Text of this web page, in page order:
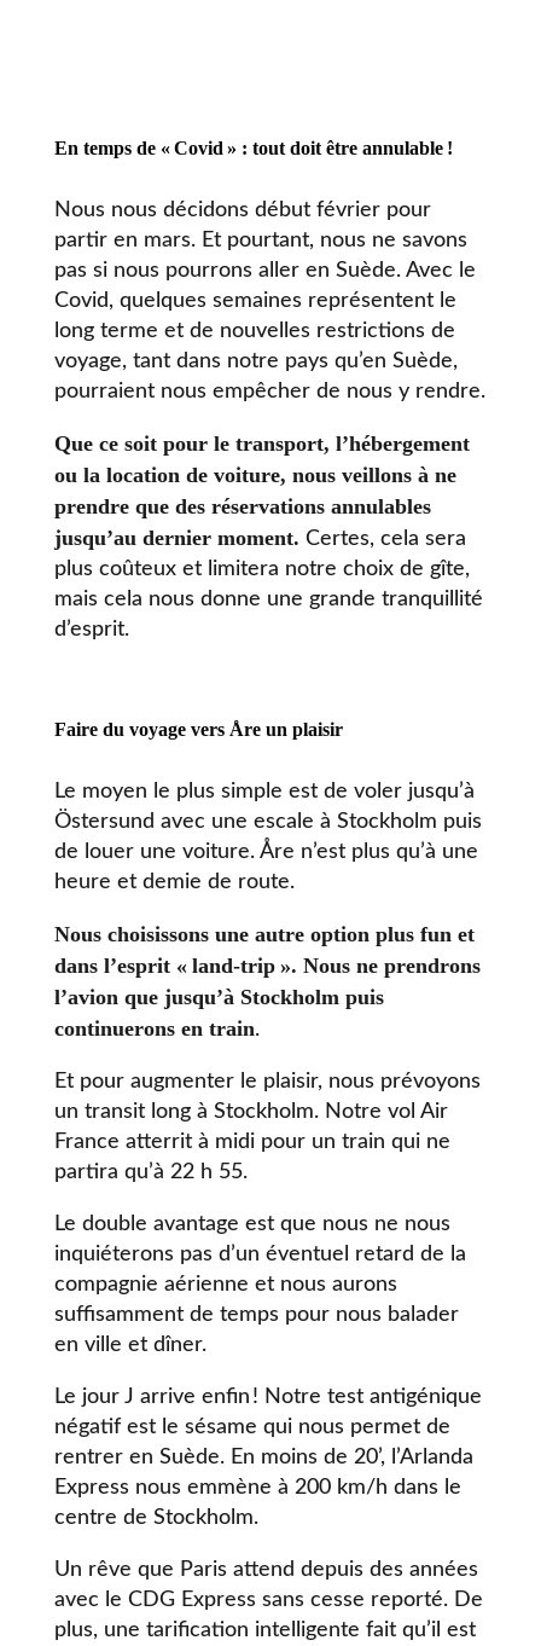
En temps de « Covid » : tout doit être annulable !
Nous nous décidons début février pour
partir en mars. Et pourtant, nous ne savons
pas si nous pourrons aller en Suède. Avec le
Covid, quelques semaines représentent le
long terme et de nouvelles restrictions de
voyage, tant dans notre pays qu’en Suède,
pourraient nous empêcher de nous y rendre.
Que ce soit pour le transport, l’hébergement
ou la location de voiture, nous veillons à ne
prendre que des réservations annulables
jusqu’au dernier moment. Certes, cela sera
plus coûteux et limitera notre choix de gîte,
mais cela nous donne une grande tranquillité
d’esprit.
Faire du voyage vers Åre un plaisir
Le moyen le plus simple est de voler jusqu’à
Östersund avec une escale à Stockholm puis
de louer une voiture. Åre n’est plus qu’à une
heure et demie de route.
Nous choisissons une autre option plus fun et
dans l’esprit « land-trip ». Nous ne prendrons
l’avion que jusqu’à Stockholm puis
continuerons en train.
Et pour augmenter le plaisir, nous prévoyons
un transit long à Stockholm. Notre vol Air
France atterrit à midi pour un train qui ne
partira qu’à 22 h 55.
Le double avantage est que nous ne nous
inquiéterons pas d’un éventuel retard de la
compagnie aérienne et nous aurons
suffisamment de temps pour nous balader
en ville et dîner.
Le jour J arrive enfin ! Notre test antigénique
négatif est le sésame qui nous permet de
rentrer en Suède. En moins de 20’, l’Arlanda
Express nous emmène à 200 km/h dans le
centre de Stockholm.
Un rêve que Paris attend depuis des années
avec le CDG Express sans cesse reporté. De
plus, une tarification intelligente fait qu’il est